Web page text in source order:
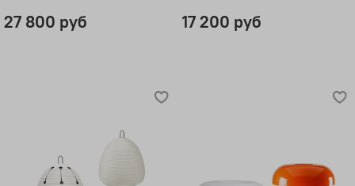
27 800 руб 17 200 руб